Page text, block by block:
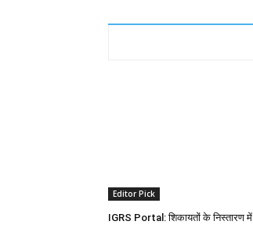
Editor Pick
IGRS Portal: शिकायतों के निस्तारण में